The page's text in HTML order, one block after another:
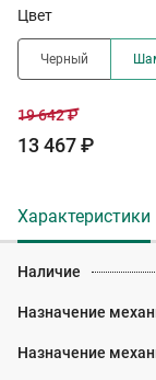
Цвет
Черный
19 642 ₽
13 467 ₽
Характеристики
Наличие
Назначение
Назначение